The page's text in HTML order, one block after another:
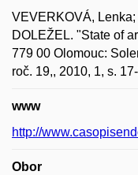
VEVERKOVÁ,
DOLEŽEL. "State of
779 00 Olomouc:
roč. 19,, 2010, 1, s.
www
http://
Obor